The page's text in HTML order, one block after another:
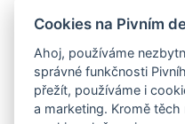
© 2010–2026 byLukáš Zeman
Máme rádi
Pivní.info
Cookies na Pivním
Ahoj, používáme
správné funkčnosti
přežít, používáme i
a marketing. Kromě